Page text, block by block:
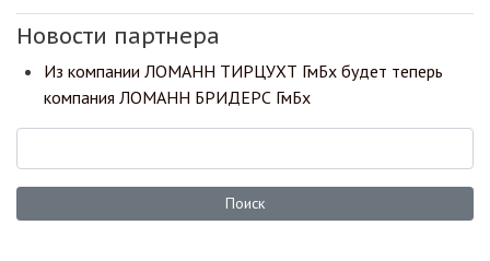
Новости партнера
Из компании ЛОМАНН ТИРЦУХТ ГмБх будет теперь
компания ЛОМАНН БРИДЕРС ГмБх
Поиск